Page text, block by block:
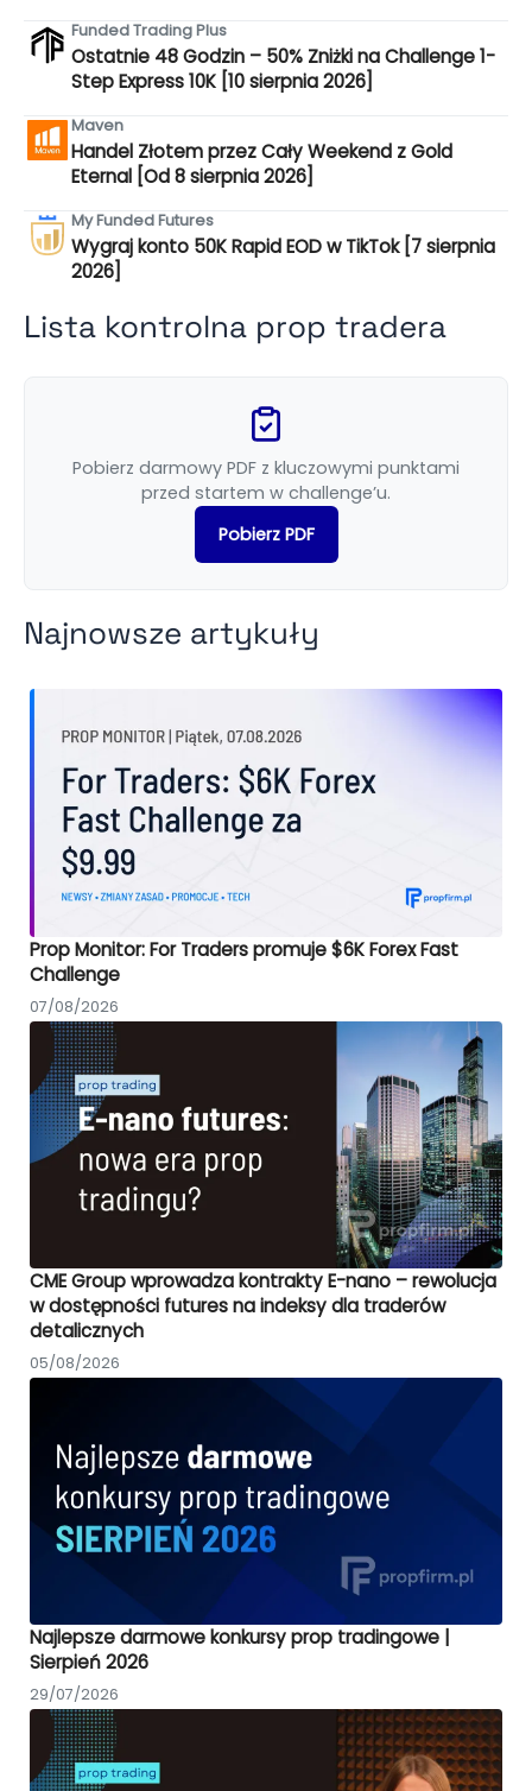
Funded Trading Plus
Ostatnie 48 Godzin – 50% Zniżki na Challenge 1-
Step Express 10K [10 sierpnia 2026]
Maven
Handel Złotem przez Cały Weekend z Gold
Eternal [Od 8 sierpnia 2026]
My Funded Futures
Wygraj konto 50K Rapid EOD w TikTok [7 sierpnia
2026]
Lista kontrolna prop tradera
Pobierz darmowy PDF z kluczowymi punktami
przed startem w challenge’u.
Pobierz PDF
Najnowsze artykuły
Prop Monitor: For Traders promuje $6K Forex Fast
Challenge
07/08/2026
CME Group wprowadza kontrakty E-nano – rewolucja
w dostępności futures na indeksy dla traderów
detalicznych
05/08/2026
Najlepsze darmowe konkursy prop tradingowe |
Sierpień 2026
29/07/2026